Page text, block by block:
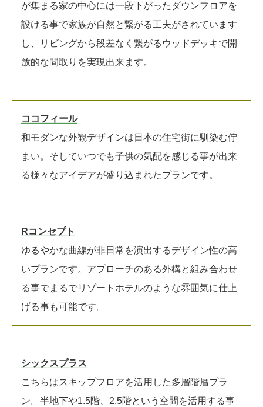
が集まる家の中心には一段下がったダウンフロアを
設ける事で家族が自然と繋がる工夫がされています
し、リビングから段差なく繋がるウッドデッキで開
放的な間取りを実現出来ます。
ココフィール
和モダンな外観デザインは日本の住宅街に馴染む佇
まい。そしていつでも子供の気配を感じる事が出来
る様々なアイデアが盛り込まれたプランです。
Rコンセプト
ゆるやかな曲線が非日常を演出するデザイン性の高
いプランです。アプローチのある外構と組み合わせ
る事でまるでリゾートホテルのような雰囲気に仕上
げる事も可能です。
シックスプラス
こちらはスキップフロアを活用した多層階層プラ
ン。半地下や1.5階、2.5階という空間を活用する事